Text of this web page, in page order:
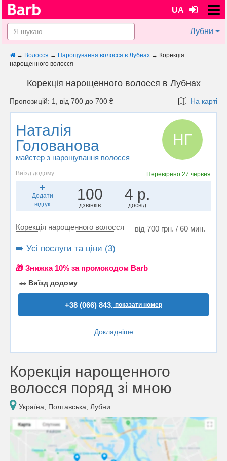
UA
Лубни
→ Волосся → Нарощування волосся в Лубнах → Корекція
нарощенного волосся
Корекція нарощенного волосся в Лубнах
Пропозицій: 1, від 700 до 700 ₴ На карті
Наталія
Голованова
майстер з нарощування волосся
НГ
Виїзд додому Перевірено27 червня
Додати
відгук
100
дзвінків
4 р.
досвід
Корекція нарощенного волосся від 700 грн. / 60 мин.
➡️ Усі послуги та ціни (3)
🎁 Знижка 10% за промокодом Barb
🚗 Виїзд додому
+38 (066) 843..показати номер
Докладніше
Корекція нарощенного
волосся поряд зі мною
Україна, Полтавська, Лубни